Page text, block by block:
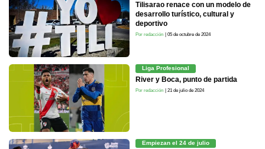
Tilisarao renace con un modelo de
desarrollo turístico, cultural y
deportivo
Por redacción | 05 de octubre de 2024
Liga Profesional
River y Boca, punto de partida
Por redacción | 21 de julio de 2024
Empiezan el 24 de julio